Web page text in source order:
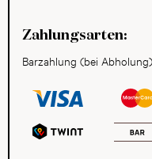
Zahlungsarten:
Barzahlung (bei